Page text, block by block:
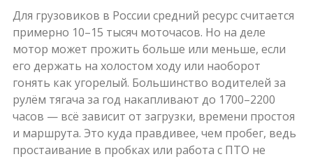
Для грузовиков в России средний ресурс считается
примерно 10–15 тысяч моточасов. Но на деле
мотор может прожить больше или меньше, если
его держать на холостом ходу или наоборот
гонять как угорелый. Большинство водителей за
рулём тягача за год накапливают до 1700–2200
часов — всё зависит от загрузки, времени простоя
и маршрута. Это куда правдивее, чем пробег, ведь
простаивание в пробках или работа с ПТО не